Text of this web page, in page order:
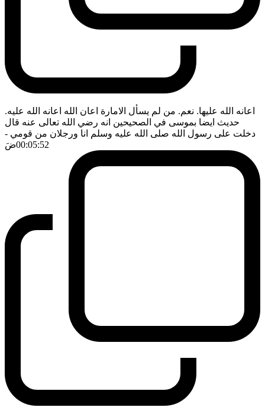
اعانه الله عليها. نعم. من لم يسأل الامارة اعان الله اعانه الله عليه.
حديث ايضا بموسى في الصحيحين انه رضي الله تعالى عنه قال
دخلت على رسول الله صلى الله عليه وسلم انا ورجلان من قومي -
00:05:52ضَ